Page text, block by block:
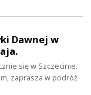
Dawnej w
się w Szczecinie.
zaprasza w podróż